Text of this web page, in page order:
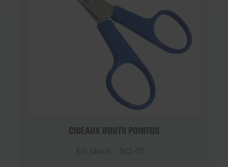
CISEAUX BOUTS POINTUS
En stock - SCI-01